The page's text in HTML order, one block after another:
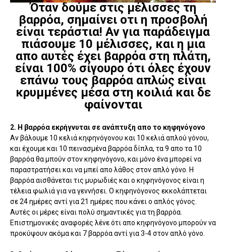
Όταν δούμε στις μέλισσες τη
βαρρόα, σημαίνει οτι η προσβολή
είναι τεράστια! Αν για παράδειγμα
πιάσουμε 10 μέλισσες, και η μια
απο αυτές έχει βαρρόα στη πλάτη,
είναι 100% σίγουρο ότι όλες έχουν
επάνω τους βαρρόα απλώς είναι
κρυμμένες μέσα στη κοιλιά και δε
φαίνονται
2. Η βαρρόα εκρήγνυται σε ανάπτυξη απο το κηφηνόγονο
Αν βάλουμε 10 κελιά κηφηνόγονου και 10 κελιά απλού γόνου,
και έχουμε και 10 πεινασμένα βαρρόα δίπλα, τα 9 απο τα 10
βαρρόα θα μπούν στον κηφηνόγονο, και μόνο ένα μπορεί να
παραστρατήσει και να μπεί απο λάθος στον απλό γόνο. Η
βαρρόα αισθάνεται τις μυρωδιές και ο κηφηνόγονος είναι η
τέλεια φωλιά για να γεννήσει. Ο κηφηνόγονος εκκολάπτεται
σε 24 ημέρες αντί για 21 ημέρες που κάνει ο απλός γόνος.
Αυτές οι μέρες είναι πολύ σημαντικές για τη βαρρόα.
Επιστημονικές αναφορές λένε ότι απο κηφηνόγονο μπορούν να
προκύψουν ακόμα και 7 βαρρόα αντί για 3-4 στον απλό γόνο.